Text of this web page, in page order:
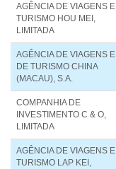
AGÊNCIA DE VIAGENS E
TURISMO HOU MEI,
LIMITADA
AGÊNCIA DE VIAGENS E
DE TURISMO CHINA
(MACAU), S.A.
COMPANHIA DE
INVESTIMENTO C & O,
LIMITADA
AGÊNCIA DE VIAGENS E
TURISMO LAP KEI,